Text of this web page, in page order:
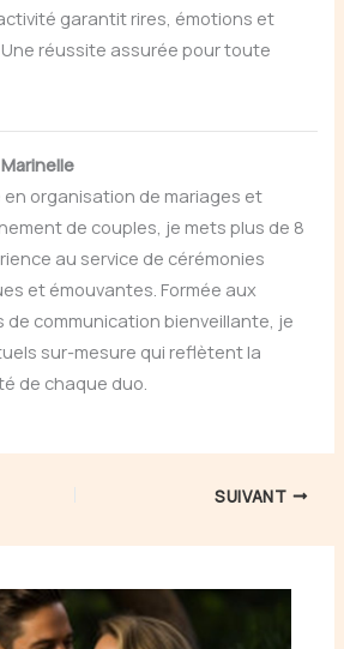
garantit rires, émotions et
réussite assurée pour toute
en organisation de mariages et
de couples, je mets plus de 8
au service de cérémonies
et émouvantes. Formée aux
de communication bienveillante, je
sur-mesure qui reflètent la
de chaque duo.
SUIVANT